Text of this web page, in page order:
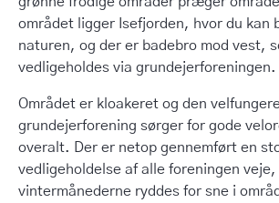
området ligger Isefjorden, hvor du kan
naturen, og der er badebro mod vest,
vedligeholdes via grundejerforeningen.
Området er kloakeret og den
grundejerforening sørger for gode
overalt. Der er netop gennemført en
vedligeholdelse af alle foreningen veje,
vintermånederne ryddes for sne i